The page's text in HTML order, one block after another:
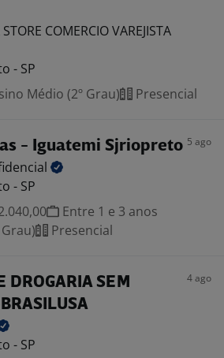
COMERCIO VAREJISTA
- SP
Médio (2º Grau) Presencial
- Iguatemi Sjriopreto 5 ago
- SP
Entre 1 e 3 anos
Presencial
DROGARIA SEM
4 ago
- SP